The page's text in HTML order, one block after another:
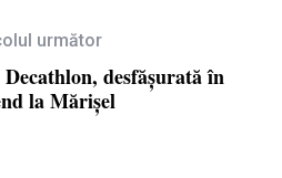
următor
desfășurată în
la Mărișel